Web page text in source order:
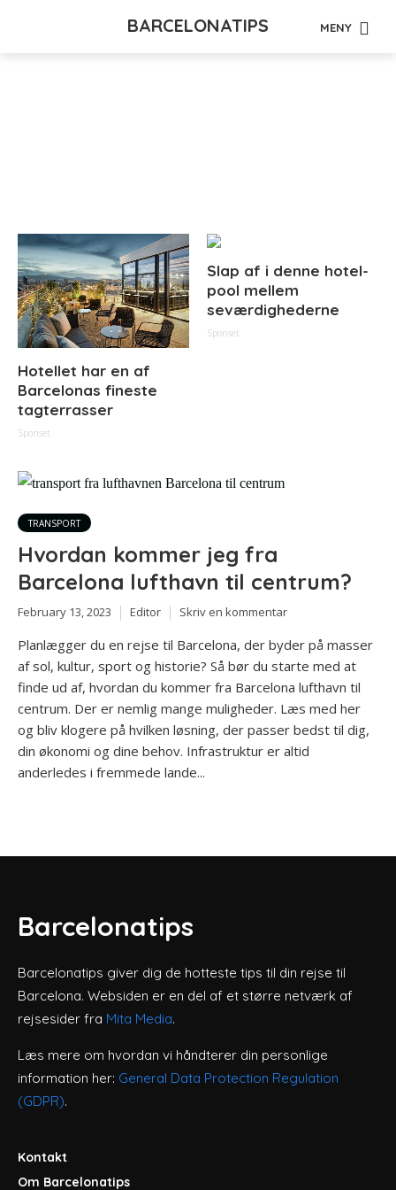
BARCELONATIPS MENY
Hotellet har en af
Barcelonas fineste
tagterrasser
Sponset
Slap af i denne hotel-
pool mellem
seværdighederne
Sponset
TRANSPORT
Hvordan kommer jeg fra
Barcelona lufthavn til centrum?
February 13, 2023 Editor Skriv en kommentar
Planlægger du en rejse til Barcelona, der byder på masser
af sol, kultur, sport og historie? Så bør du starte med at
finde ud af, hvordan du kommer fra Barcelona lufthavn til
centrum. Der er nemlig mange muligheder. Læs med her
og bliv klogere på hvilken løsning, der passer bedst til dig,
din økonomi og dine behov. Infrastruktur er altid
anderledes i fremmede lande...
Barcelonatips
Barcelonatips giver dig de hotteste tips til din rejse til
Barcelona. Websiden er en del af et større netværk af
rejsesider fra Mita Media.
Læs mere om hvordan vi håndterer din personlige
information her: General Data Protection Regulation
(GDPR).
Kontakt
Om Barcelonatips